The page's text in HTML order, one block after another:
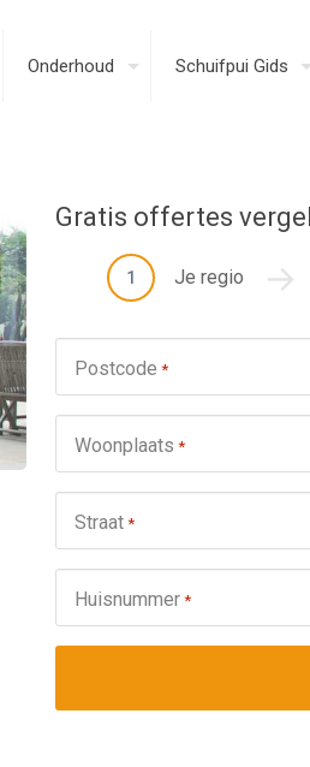
Onderhoud Schuifpui Gids
Gratis offertes
1 Je regio
Postcode *
Woonplaats *
Straat *
Huisnummer *